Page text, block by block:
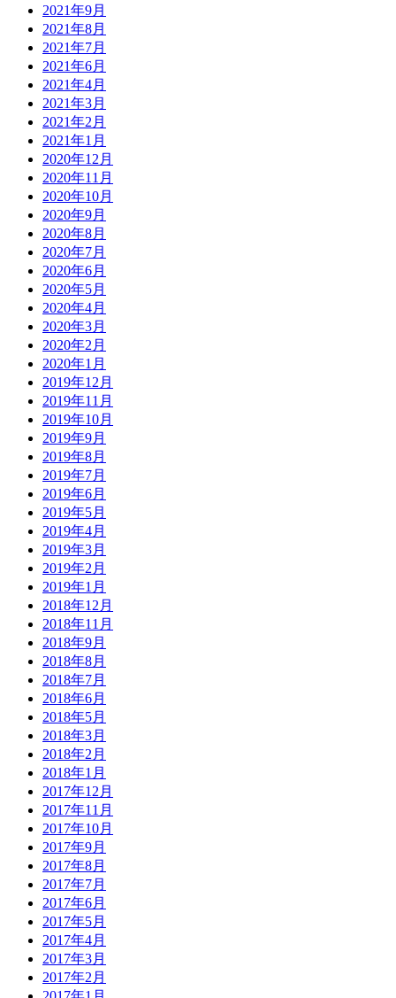
2021年9月
2021年8月
2021年7月
2021年6月
2021年4月
2021年3月
2021年2月
2021年1月
2020年12月
2020年11月
2020年10月
2020年9月
2020年8月
2020年7月
2020年6月
2020年5月
2020年4月
2020年3月
2020年2月
2020年1月
2019年12月
2019年11月
2019年10月
2019年9月
2019年8月
2019年7月
2019年6月
2019年5月
2019年4月
2019年3月
2019年2月
2019年1月
2018年12月
2018年11月
2018年9月
2018年8月
2018年7月
2018年6月
2018年5月
2018年3月
2018年2月
2018年1月
2017年12月
2017年11月
2017年10月
2017年9月
2017年8月
2017年7月
2017年6月
2017年5月
2017年4月
2017年3月
2017年2月